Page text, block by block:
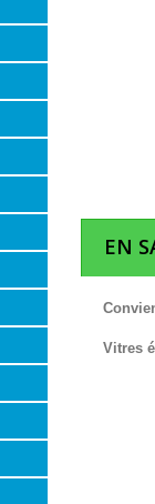
EN
Vitres